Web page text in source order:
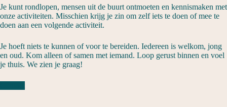
Je kunt rondlopen, mensen uit de buurt ontmoeten en kennismaken met
onze activiteiten. Misschien krijg je zin om zelf iets te doen of mee te
doen aan een volgende activiteit.
Je hoeft niets te kunnen of voor te bereiden. Iedereen is welkom, jong
en oud. Kom alleen of samen met iemand. Loop gerust binnen en voel
je thuis. We zien je graag!